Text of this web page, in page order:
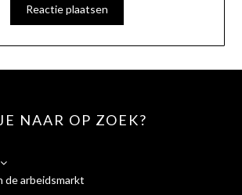
NAAR OP ZOEK?
de arbeidsmarkt